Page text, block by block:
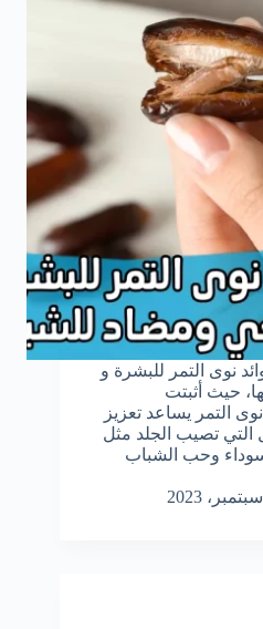
نوى التمر للبشرة و
حيث أثبتت
التمر يساعد تعزيز
تصيب الجلد مثل
وحب الشباب